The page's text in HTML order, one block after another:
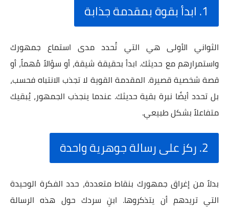
1. ابدأ بقوة بمقدمة جذابة
الثواني الأولى هي التي تُحدد مدى استماع جمهورك
واستمرارهم مع حديثك. ابدأ بحقيقة شيقة، أو سؤالاً مُهماً، أو
قصة شخصية قصيرة. المقدمة القوية لا تجذب الانتباه فحسب،
بل تحدد أيضًا نبرة بقية حديثك. عندما ينجذب الجمهور، يُبقيك
متفاعلاً بشكل طبيعي.
2. ركز على رسالة جوهرية واحدة
بدلاً من إغراق جمهورك بنقاط متعددة، حدد الفكرة الوحيدة
التي تريدهم أن يتذكروها. ابنِ سردك حول هذه الرسالة